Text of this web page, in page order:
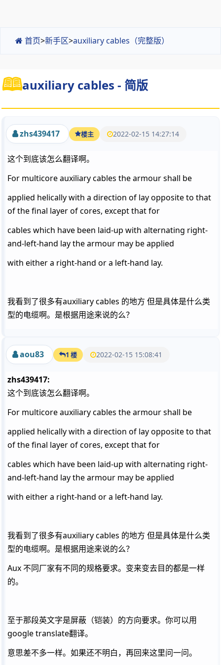
首页>新手区>auxiliary cables（完整版）
auxiliary cables - 简版
zhs439417 楼主 2022-02-15 14:27:14
这个到底该怎么翻译啊。
For multicore auxiliary cables the armour shall be
applied helically with a direction of lay opposite to that
of the final layer of cores, except that for
cables which have been laid-up with alternating right-
and-left-hand lay the armour may be applied
with either a right-hand or a left-hand lay.
我看到了很多有auxiliary cables 的地方 但是具体是什么类
型的电缆啊。是根据用途来说的么？
aou83 1 楼 2022-02-15 15:08:41
zhs439417:
这个到底该怎么翻译啊。
For multicore auxiliary cables the armour shall be
applied helically with a direction of lay opposite to that
of the final layer of cores, except that for
cables which have been laid-up with alternating right-
and-left-hand lay the armour may be applied
with either a right-hand or a left-hand lay.
我看到了很多有auxiliary cables 的地方 但是具体是什么类
型的电缆啊。是根据用途来说的么？
Aux 不同厂家有不同的规格要求。变来变去目的都是一样
的。
至于那段英文字是屏蔽（铠装）的方向要求。你可以用
google translate翻译。
意思差不多一样。如果还不明白，再回来这里问一问。